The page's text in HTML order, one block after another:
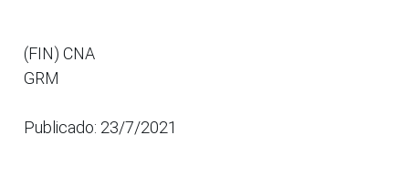
(FIN) CNA
GRM
Publicado: 23/7/2021